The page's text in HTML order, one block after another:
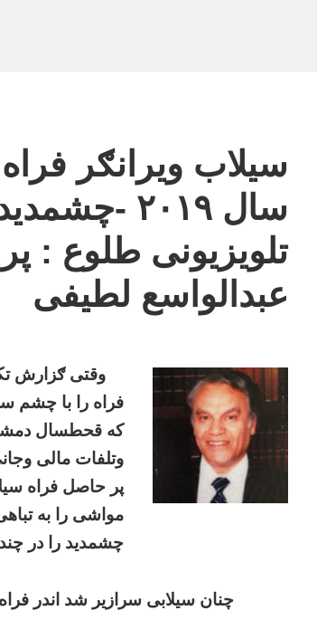
سیلاب ویرانګر
سال ۲۰۱۹ -
تلویزیونی طلوع :
عبدالواسع لطیفی
وقتی ګزارش
فراه را با چشم
که قحطسال
وتلفات مالی
پر حاصل فراه
مواشی را به
چشمدید را در
چنان سیلابی سرازیر شد اندر فراه